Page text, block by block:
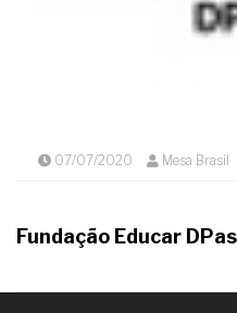
07/07/2020 Mesa Brasil
Fundação Educar